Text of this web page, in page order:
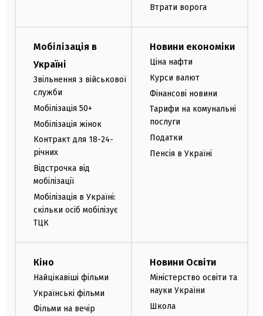
Втрати ворога
Мобілізація в
Україні
Звільнення з військової
служби
Мобілізація 50+
Мобілізація жінок
Контракт для 18-24-
річних
Відстрочка від
мобілізації
Мобілізація в Україні:
скільки осіб мобілізує
ТЦК
Новини економіки
Ціна нафти
Курси валют
Фінансові новини
Тарифи на комунальні
послуги
Податки
Пенсія в Україні
Кіно
Найцікавіші фільми
Українські фільми
Фільми на вечір
Новини Освіти
Міністерство освіти та
науки України
Школа